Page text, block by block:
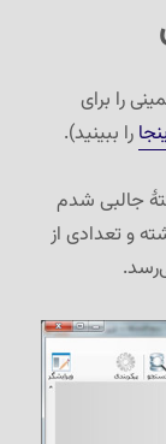
را برای
را ببینید).
جالبی شدم
و تعدادی از